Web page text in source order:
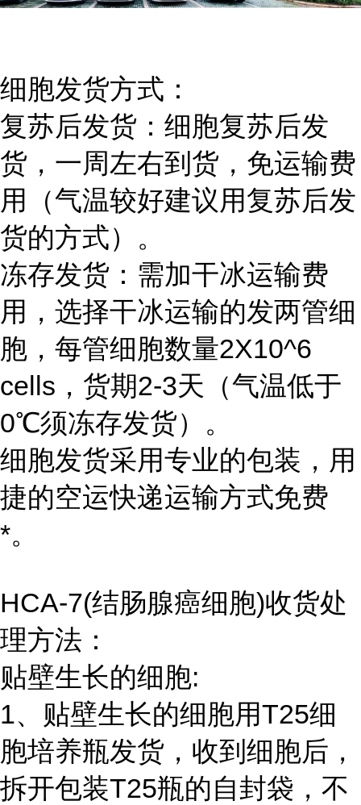
细胞发货方式：
复苏后发货：细胞复苏后发
货，一周左右到货，免运输费
用（气温较好建议用复苏后发
货的方式）。
冻存发货：需加干冰运输费
用，选择干冰运输的发两管细
胞，每管细胞数量2X10^6
cells，货期2-3天（气温低于
0℃须冻存发货）。
细胞发货采用专业的包装，用
捷的空运快递运输方式免费
*。
HCA-7(结肠腺癌细胞)收货处
理方法：
贴壁生长的细胞:
1、贴壁生长的细胞用T25细
胞培养瓶发货，收到细胞后，
拆开包装T25瓶的自封袋，不